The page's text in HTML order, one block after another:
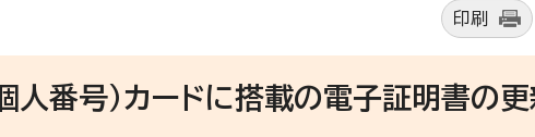
印刷
人番号）カードに搭載の電子証明書の